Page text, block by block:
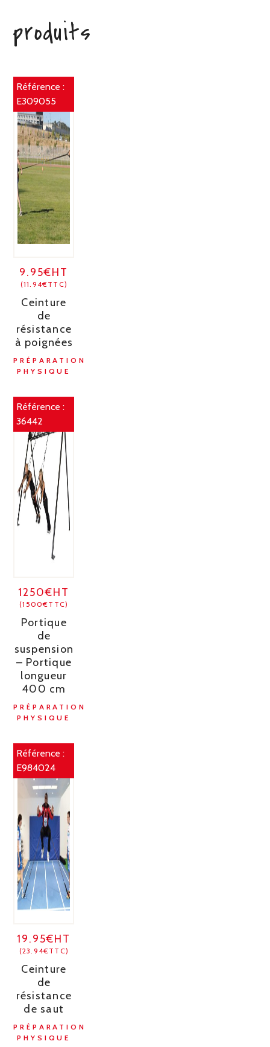
produits
Référence :
E309055
9.95€HT
(11.94€TTC)
Ceinture
de
résistance
à poignées
PRÉPARATION
PHYSIQUE
Référence :
36442
1250€HT
(1500€TTC)
Portique
de
suspension
– Portique
longueur
400 cm
PRÉPARATION
PHYSIQUE
Référence :
E984024
19.95€HT
(23.94€TTC)
Ceinture
de
résistance
de saut
PRÉPARATION
PHYSIQUE